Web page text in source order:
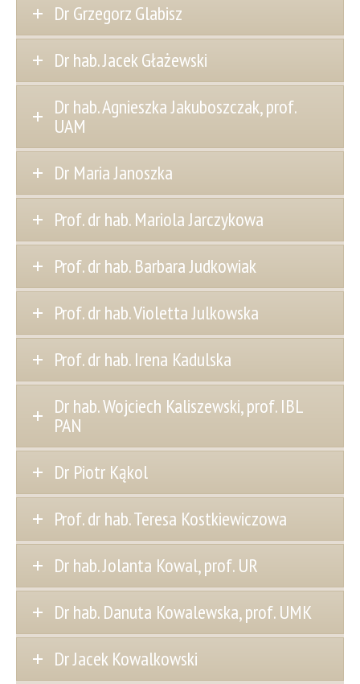
Dr Grzegorz Glabisz
Dr hab. Jacek Głażewski
Dr hab. Agnieszka Jakuboszczak, prof.
UAM
Dr Maria Janoszka
Prof. dr hab. Mariola Jarczykowa
Prof. dr hab. Barbara Judkowiak
Prof. dr hab. Violetta Julkowska
Prof. dr hab. Irena Kadulska
Dr hab. Wojciech Kaliszewski, prof. IBL
PAN
Dr Piotr Kąkol
Prof. dr hab. Teresa Kostkiewiczowa
Dr hab. Jolanta Kowal, prof. UR
Dr hab. Danuta Kowalewska, prof. UMK
Dr Jacek Kowalkowski